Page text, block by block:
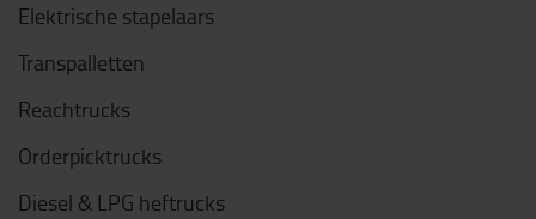
Elektrische stapelaars
Transpalletten
Reachtrucks
Orderpicktrucks
Diesel & LPG heftrucks